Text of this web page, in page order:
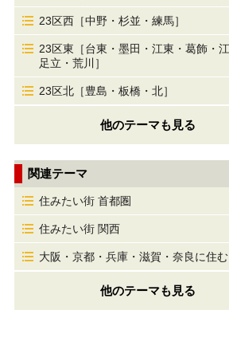
23区西［中野・杉並・練馬］
23区東［台東・墨田・江東・葛飾・
足立・荒川］
23区北［豊島・板橋・北］
他のテーマも見る
関連テーマ
住みたい街 首都圏
住みたい街 関西
大阪・京都・兵庫・滋賀・奈良に住む
他のテーマも見る